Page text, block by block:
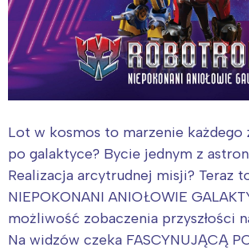
Lot w kosmos to marzenie każdego
po galaktyce? Bycie jednym z
Realizacja arcytrudnej misji? Teraz
NIEPOKONANI ANIOŁOWIE
możliwość zobaczenia przyszłości
Na widzów czeka FASCYNUJĄCĄ